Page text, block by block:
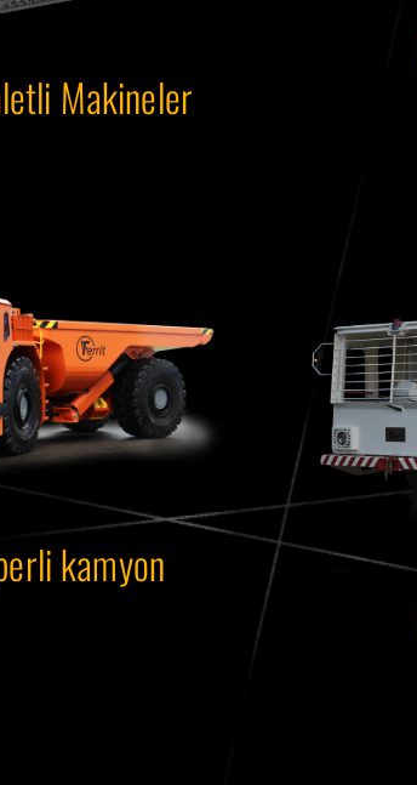
Makineler
kamyon